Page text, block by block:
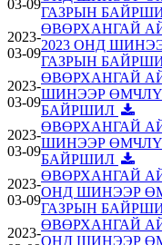
03-09
ГАЗРЫН
2023-
03-09
ӨВӨРХАНГАЙ
2023 ОНД
ГАЗРЫН
2023-
03-09
ӨВӨРХАНГАЙ
ШИНЭЭР
БАЙРШИЛ
2023-
03-09
ӨВӨРХАНГАЙ
ШИНЭЭР
БАЙРШИЛ
2023-
03-09
ӨВӨРХАНГАЙ
ОНД ШИНЭЭР
ГАЗРЫН
2023-
ӨВӨРХАНГАЙ
ОНД ШИНЭЭР